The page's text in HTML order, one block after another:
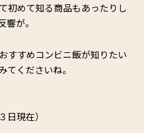
初めて知る商品もあったりし
が。
すすめコンビニ飯が知りたい
てくださいね。
現在）